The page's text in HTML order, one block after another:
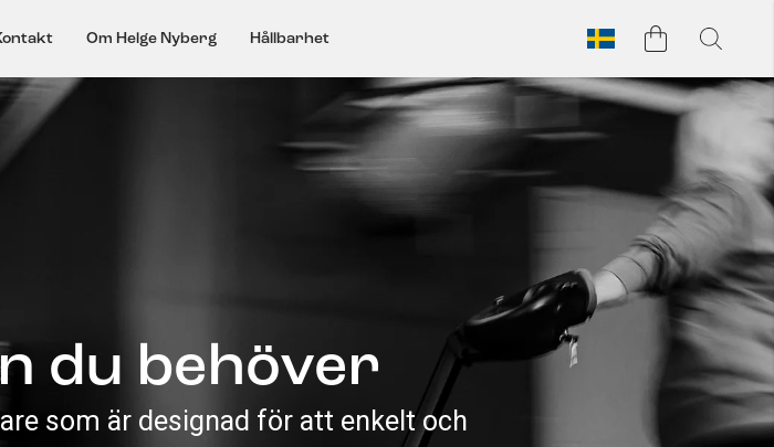
Om Helge Nyberg Hållbarhet
du behöver
som är designad för att enkelt och